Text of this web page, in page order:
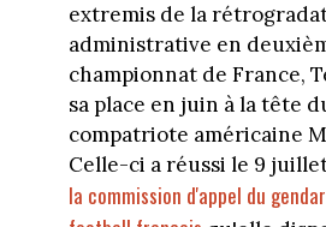
extremis de la
administrative en
championnat de France,
sa place en juin à la tête
compatriote américaine
Celle-ci a réussi le 9
la commission d'appel du